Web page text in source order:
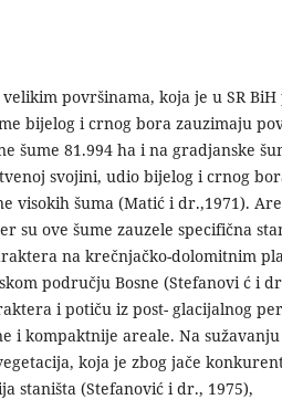
površinama, koja je u SR
bijelog i crnog bora zauzimaju
šume 81.994 ha i na gradjanske
svojini, udio bijelog i crnog
visokih šuma (Matić i dr.,1971).
su ove šume zauzele specifična
na krečnjačko-dolomitnim
području Bosne (Stefanovi ć i
i potiču iz post- glacijalnog
i kompaktnije areale. Na
koja je zbog jače
staništa (Stefanović i dr., 1975),